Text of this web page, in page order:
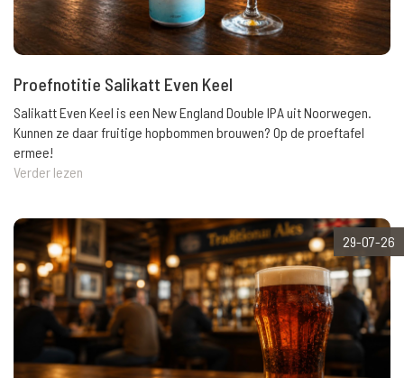
Proefnotitie Salikatt Even Keel
Salikatt Even Keel is een New England Double IPA uit Noorwegen.
Kunnen ze daar fruitige hopbommen brouwen? Op de proeftafel
ermee!
Verder lezen
29-07-26